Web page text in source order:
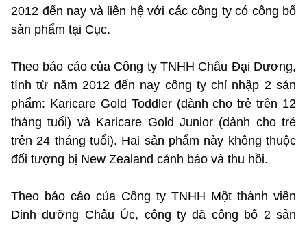
2012 đến nay và liên hệ với các công ty có công bố
sản phẩm tại Cục.
Theo báo cáo của Công ty TNHH Châu Đại Dương,
tính từ năm 2012 đến nay công ty chỉ nhập 2 sản
phẩm: Karicare Gold Toddler (dành cho trẻ trên 12
tháng tuổi) và Karicare Gold Junior (dành cho trẻ
trên 24 tháng tuổi). Hai sản phẩm này không thuộc
đối tượng bị New Zealand cảnh báo và thu hồi.
Theo báo cáo của Công ty TNHH Một thành viên
Dinh dưỡng Châu Úc, công ty đã công bố 2 sản